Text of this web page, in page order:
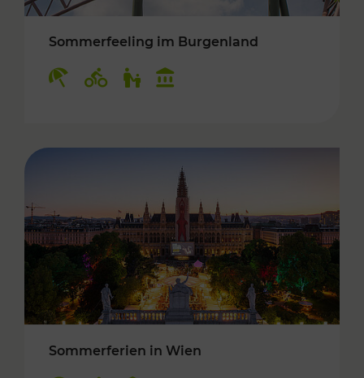
Sommerfeeling im Burgenland
Sommerferien in Wien